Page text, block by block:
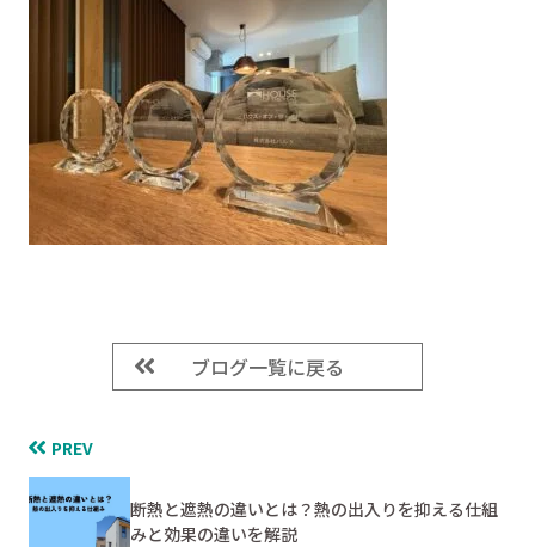
ブログ一覧に戻る
PREV
断熱と遮熱の違いとは？熱の出入りを抑える仕組
みと効果の違いを解説